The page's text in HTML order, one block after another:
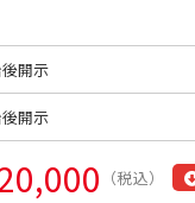
開示
開示
（税込）